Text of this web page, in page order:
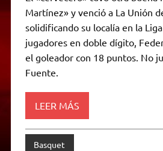
t
s
A
p
p
e
g
r
a
m
t
t
e
r
e
b
o
k
s
e
n
g
e
y
L
i
n
k
i
l
n
t
r
i
n
Martínez» y venció a La Unión
solidificando su localía en la
jugadores en doble dígito,
el goleador con 18 puntos. No
Fuente.
LEER MÁS
Basquet